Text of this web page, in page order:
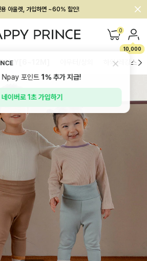
버십 최대 28,000원 혜택
0
10,000
하의/레깅스
Npay 포인트1%추가 지급!
네이버로 1초 가입하기